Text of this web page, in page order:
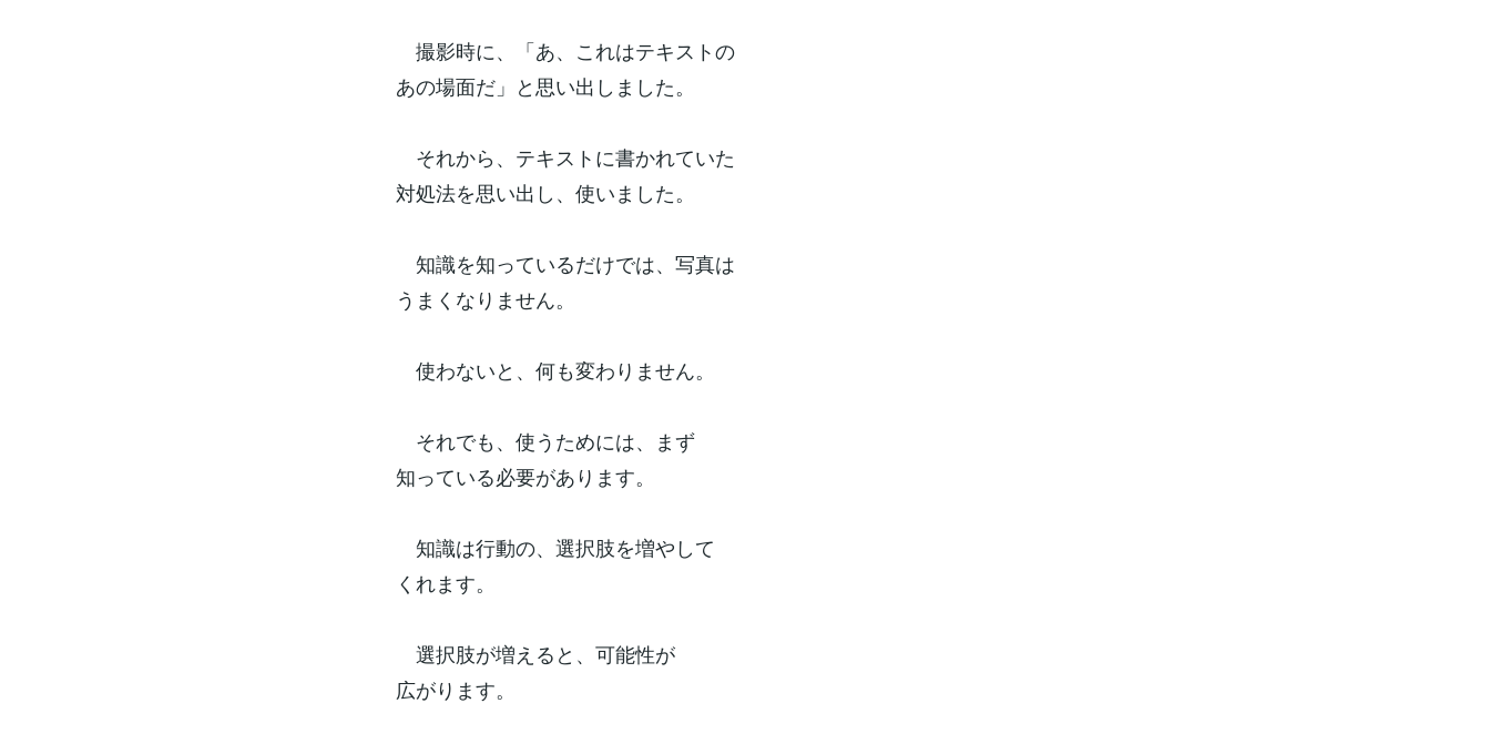
撮影時に、「あ、これはテキストの
あの場面だ」と思い出しました。
それから、テキストに書かれていた
対処法を思い出し、使いました。
知識を知っているだけでは、写真は
うまくなりません。
使わないと、何も変わりません。
それでも、使うためには、まず
知っている必要があります。
知識は行動の、選択肢を増やして
くれます。
選択肢が増えると、可能性が
広がります。